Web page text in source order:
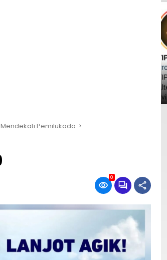
Pemilukada
0